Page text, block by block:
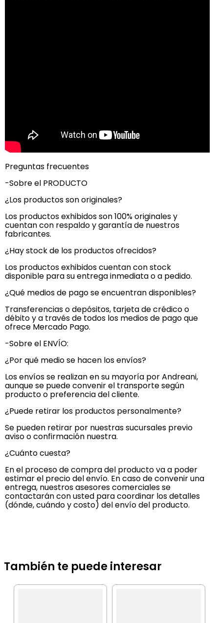
Preguntas frecuentes
-Sobre el PRODUCTO
¿Los productos son originales?
Los productos exhibidos son 100% originales y
cuentan con respaldo y garantía de nuestros
fabricantes.
¿Hay stock de los productos ofrecidos?
Los productos exhibidos cuentan con stock
disponible para su entrega inmediata o a pedido.
¿Qué medios de pago se encuentran disponibles?
Transferencias o depósitos, tarjeta de crédico o
débito y a través de todos los medios de pago que
ofrece Mercado Pago.
-Sobre el ENVÍO:
¿Por qué medio se hacen los envíos?
Los envíos se realizan en su mayoría por Andreani,
aunque se puede convenir el transporte según
producto o preferencia del cliente.
¿Puede retirar los productos personalmente?
Se pueden retirar por nuestras sucursales previo
aviso o confirmación nuestra.
¿Cuánto cuesta?
En el proceso de compra del producto va a poder
estimar el precio del envío. En caso de convenir una
entrega, nuestros asesores comerciales se
contactarán con usted para coordinar los detalles
(dónde, cuándo y costo) del envío del producto.
También te puede interesar